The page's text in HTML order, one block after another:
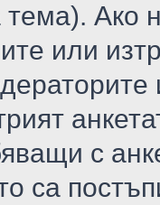
Ако
или
с
са